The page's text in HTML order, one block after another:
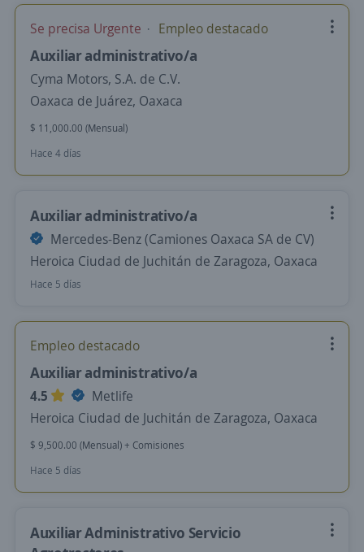
Se precisa Urgente Empleo destacado
Auxiliar administrativo/a
Cyma Motors, S.A. de C.V.
Oaxaca de Juárez, Oaxaca
$ 11,000.00 (Mensual)
Hace 4 días
Auxiliar administrativo/a
Mercedes-Benz (Camiones Oaxaca SA de CV)
Heroica Ciudad de Juchitán de Zaragoza, Oaxaca
Hace 5 días
Empleo destacado
Auxiliar administrativo/a
4.5
Metlife
Heroica Ciudad de Juchitán de Zaragoza, Oaxaca
$ 9,500.00 (Mensual) + Comisiones
Hace 5 días
Auxiliar Administrativo Servicio